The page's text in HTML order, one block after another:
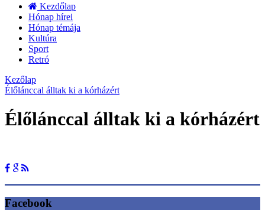
Kezdőlap
Hónap hírei
Hónap témája
Kultúra
Sport
Retró
Kezőlap
Élőlánccal álltak ki a kórházért
Élőlánccal álltak ki a kórházért
Facebook